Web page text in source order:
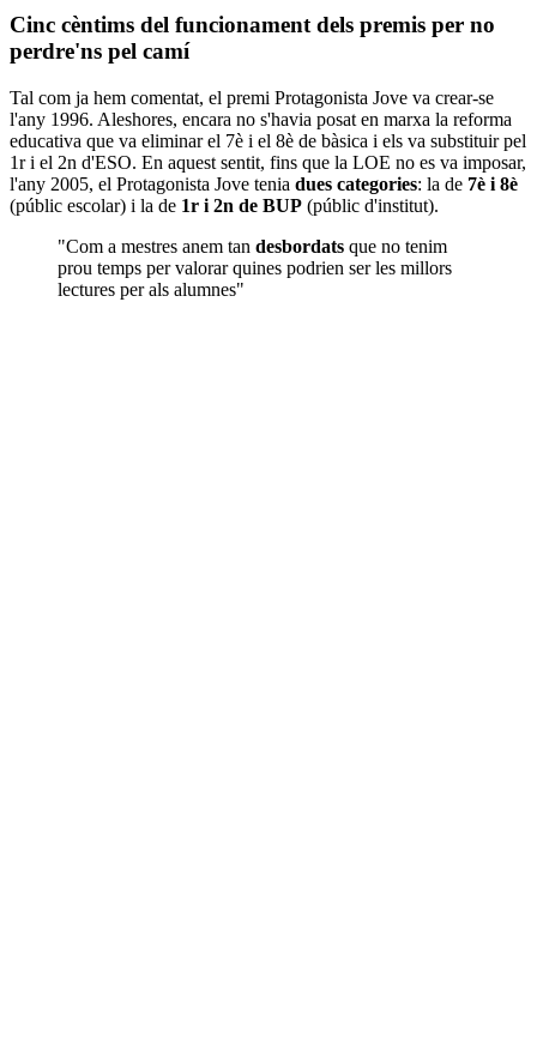
Cinc cèntims del funcionament dels premis per no
perdre'ns pel camí
Tal com ja hem comentat, el premi Protagonista Jove va crear-se
l'any 1996. Aleshores, encara no s'havia posat en marxa la reforma
educativa que va eliminar el 7è i el 8è de bàsica i els va substituir pel
1r i el 2n d'ESO. En aquest sentit, fins que la LOE no es va imposar,
l'any 2005, el Protagonista Jove tenia dues categories: la de 7è i 8è
(públic escolar) i la de 1r i 2n de BUP (públic d'institut).
"Com a mestres anem tan desbordats que no tenim
prou temps per valorar quines podrien ser les millors
lectures per als alumnes"